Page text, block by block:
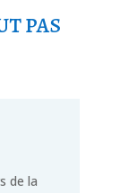
PAS
de la